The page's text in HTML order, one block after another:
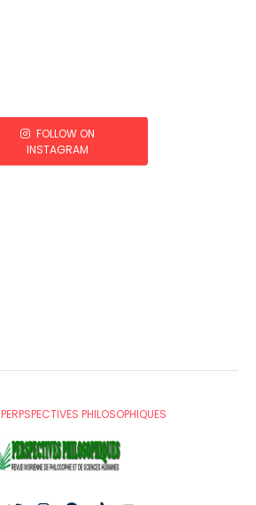
FOLLOW ON
INSTAGRAM
PERPSPECTIVES PHILOSOPHIQUES